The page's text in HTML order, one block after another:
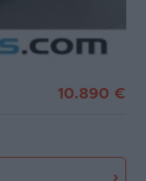
10.890 €